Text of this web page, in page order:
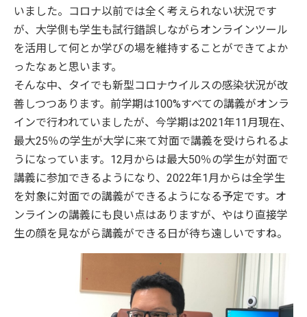
いました。コロナ以前では全く考えられない状況です
が、大学側も学生も試行錯誤しながらオンラインツール
を活用して何とか学びの場を維持することができてよか
ったなぁと思います。
そんな中、タイでも新型コロナウイルスの感染状況が改
善しつつあります。前学期は100%すべての講義がオンラ
インで行われていましたが、今学期は2021年11月現在、
最大25％の学生が大学に来て対面で講義を受けられるよ
うになっています。12月からは最大50％の学生が対面で
講義に参加できるようになり、2022年1月からは全学生
を対象に対面での講義ができるようになる予定です。オ
ンラインの講義にも良い点はありますが、やはり直接学
生の顔を見ながら講義ができる日が待ち遠しいですね。